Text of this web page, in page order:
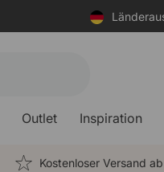
Outlet Inspiration
Kostenloser Versand